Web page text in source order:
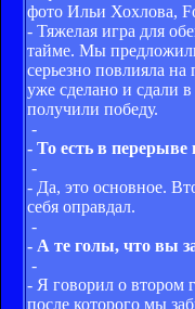
фото Ильи Хохлова,
- Тяжелая игра для
тайме. Мы
серьезно повлияла
уже сделано и сдали
получили победу.
-
- То есть в перерыве
-
- Да, это основное.
себя оправдал.
-
- А те голы, что вы
-
- Я говорил о втором
после которого мы